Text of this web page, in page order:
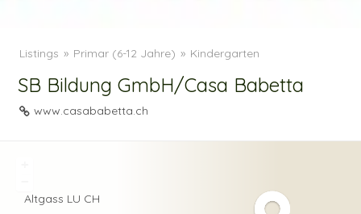
Listings Primar (6-12 Jahre) Kindergarten
SB Bildung GmbH/Casa Babetta
www.casababetta.ch
Altgass LU CH